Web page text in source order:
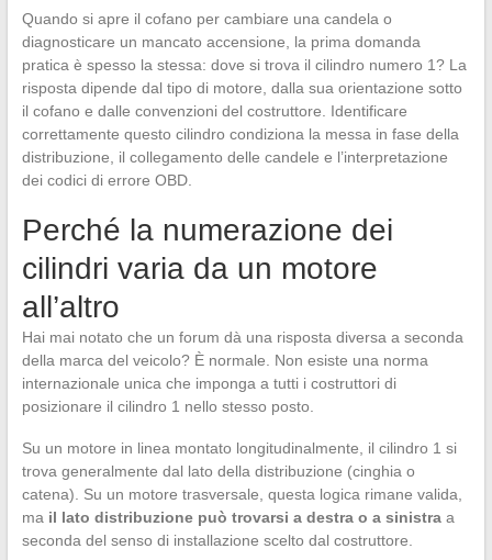
Quando si apre il cofano per cambiare una candela o
diagnosticare un mancato accensione, la prima domanda
pratica è spesso la stessa: dove si trova il cilindro numero 1? La
risposta dipende dal tipo di motore, dalla sua orientazione sotto
il cofano e dalle convenzioni del costruttore. Identificare
correttamente questo cilindro condiziona la messa in fase della
distribuzione, il collegamento delle candele e l’interpretazione
dei codici di errore OBD.
Perché la numerazione dei
cilindri varia da un motore
all’altro
Hai mai notato che un forum dà una risposta diversa a seconda
della marca del veicolo? È normale. Non esiste una norma
internazionale unica che imponga a tutti i costruttori di
posizionare il cilindro 1 nello stesso posto.
Su un motore in linea montato longitudinalmente, il cilindro 1 si
trova generalmente dal lato della distribuzione (cinghia o
catena). Su un motore trasversale, questa logica rimane valida,
ma il lato distribuzione può trovarsi a destra o a sinistraa
seconda del senso di installazione scelto dal costruttore.